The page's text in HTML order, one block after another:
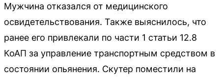
Мужчина отказался от медицинского
освидетельствования. Также выяснилось, что
ранее его привлекали по части 1 статьи 12.8
КоАП за управление транспортным средством в
состоянии опьянения. Скутер поместили на